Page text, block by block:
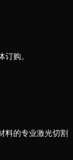
购。
料的专业激光切割